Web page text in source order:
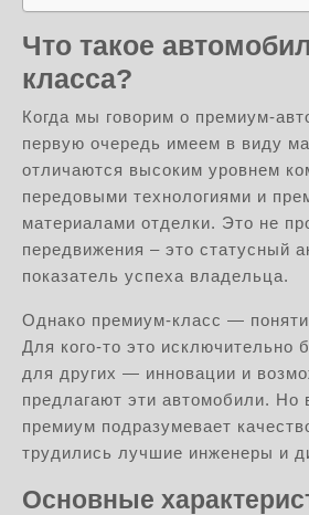
Что такое
класса?
Когда мы говорим о премиум-
первую очередь имеем в виду
отличаются высоким уровнем
передовыми технологиями и
материалами отделки. Это не
передвижения – это статусный
показатель успеха владельца.
Однако премиум-класс —
Для кого-то это исключительно
для других — инновации и
предлагают эти автомобили. Но
премиум подразумевает
трудились лучшие инженеры и
Основные